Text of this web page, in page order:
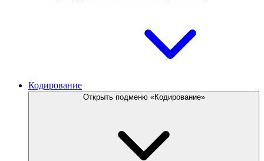
Кодирование
Открыть подменю «Кодирование»